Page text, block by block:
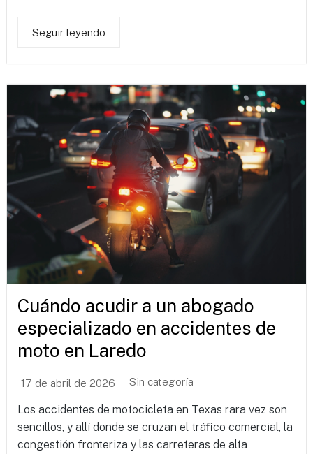
Seguir leyendo
Cuándo acudir a un abogado
especializado en accidentes de
moto en Laredo
17 de abril de 2026 Sin categoría
Los accidentes de motocicleta en Texas rara vez son
sencillos, y allí donde se cruzan el tráfico comercial, la
congestión fronteriza y las carreteras de alta